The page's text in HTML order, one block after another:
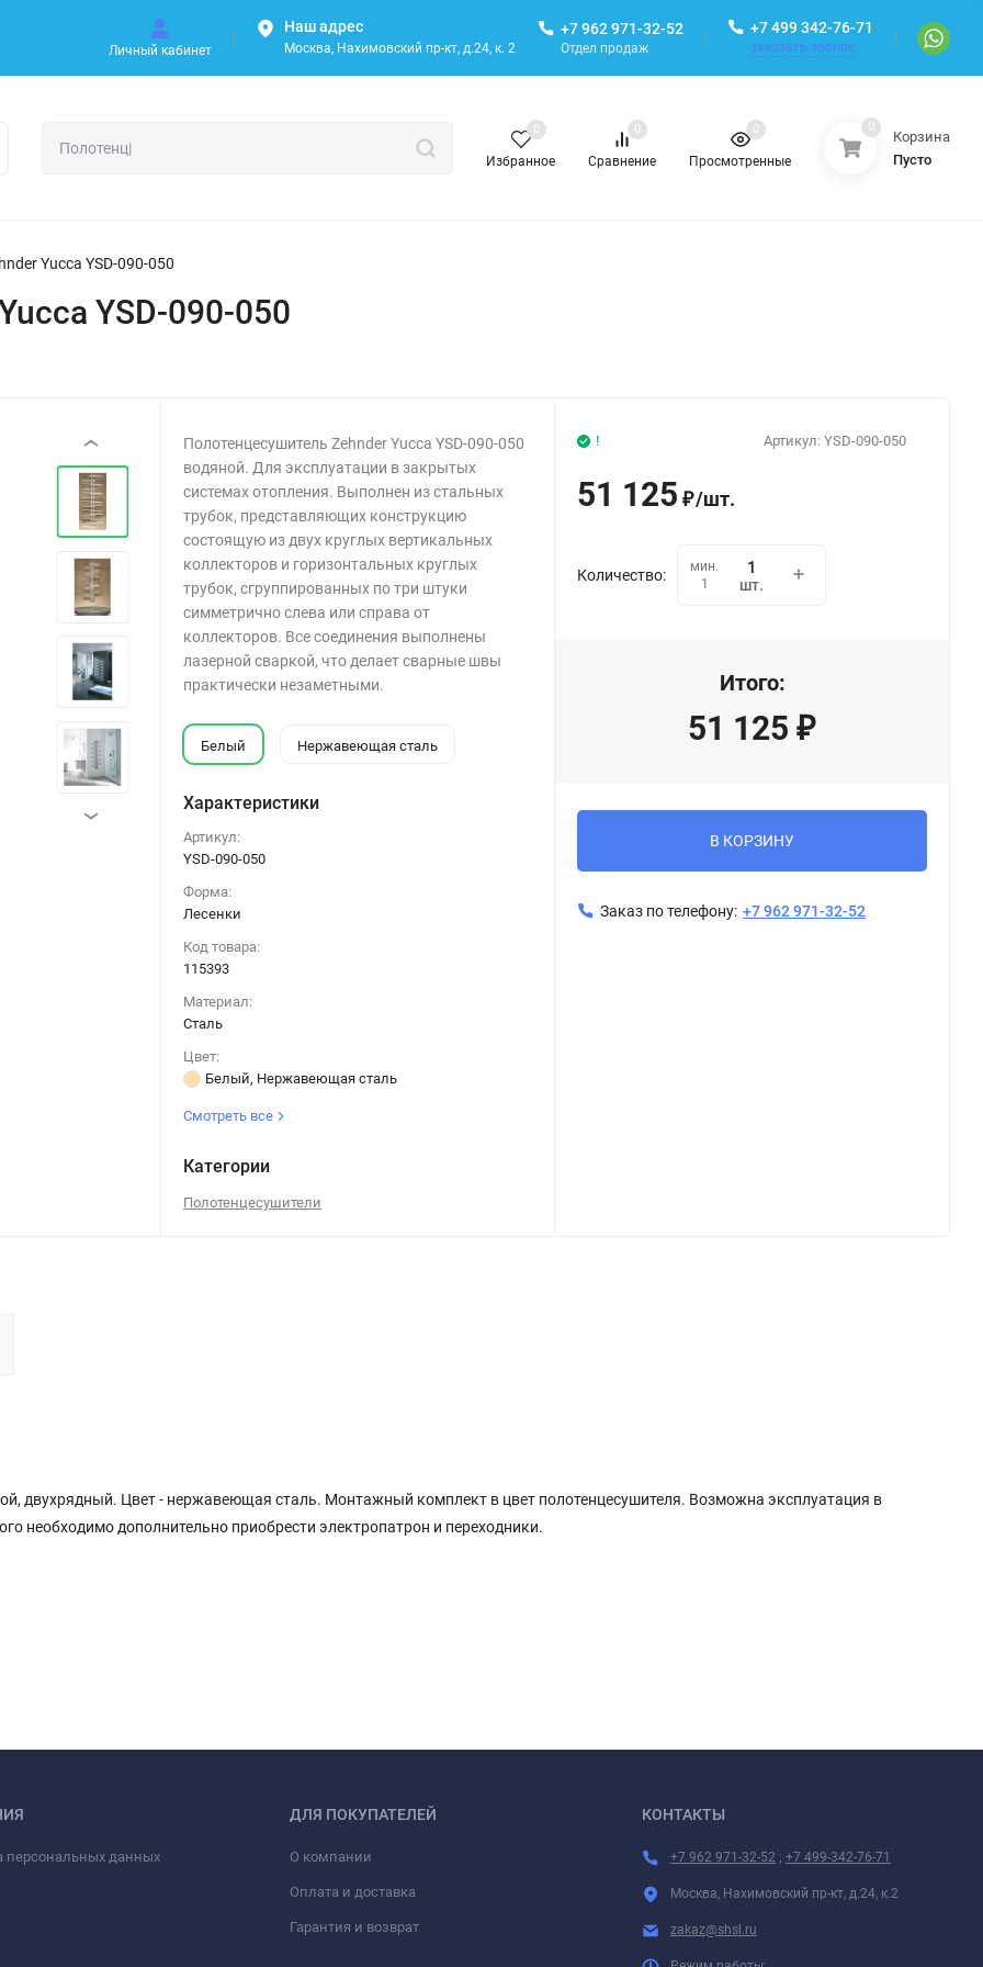
Личный кабинет
Наш адрес
Москва, Нахимовский пр-кт, д.24, к. 2
+7 962 971-32-52
Отдел продаж
+7 499 342-76-71
заказать звонок
Избранное
0
Сравнение
0
Просмотренные
0 0
Корзина
Пусто
Yucca YSD-090-050
YSD-090-050
‹
›
Полотенцесушитель Zehnder Yucca YSD-090-050
водяной. Для эксплуатации в закрытых
системах отопления. Выполнен из стальных
трубок, представляющих конструкцию
состоящую из двух круглых вертикальных
коллекторов и горизонтальных круглых
трубок, сгруппированных по три штуки
симметрично слева или справа от
коллекторов. Все соединения выполнены
лазерной сваркой, что делает сварные швы
практически незаметными.
Белый Нержавеющая сталь
Характеристики
Артикул:
YSD-090-050
Форма:
Лесенки
Код товара:
115393
Материал:
Сталь
Цвет:
Белый, Нержавеющая сталь
Смотреть все
Категории
Полотенцесушители
Артикул: YSD-090-050
!
51 125 ₽/шт.
Количество:
мин.
1
шт.
Итого:
51 125 ₽
В КОРЗИНУ
Заказ по телефону: +7 962 971-32-52
двухрядный. Цвет - нержавеющая сталь. Монтажный комплект в цвет полотенцесушителя. Возможна эксплуатация в
необходимо дополнительно приобрести электропатрон и переходники.
персональных данных
ДЛЯ ПОКУПАТЕЛЕЙ
О компании
Оплата и доставка
Гарантия и возврат
КОНТАКТЫ
+7 962 971-32-52 ; +7 499-342-76-71
Москва, Нахимовский пр-кт, д.24, к.2
zakaz@shsl.ru